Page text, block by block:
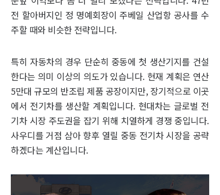
전 할아버지인 정 명예회장이 주베일 산업항 공사를 수
주할 때와 비슷한 전략입니다.
특히 자동차의 경우 단순히 중동에 첫 생산기지를 건설
한다는 의미 이상의 의도가 있습니다. 현재 계획은 연산
5만대 규모의 반조립 제품 공장이지만, 장기적으로 이곳
에서 전기차를 생산할 계획입니다. 현대차는 글로벌 전
기차 시장 주도권을 잡기 위해 치열하게 경쟁 중입니다.
사우디를 거점 삼아 향후 열릴 중동 전기차 시장을 공략
하겠다는 계산입니다.